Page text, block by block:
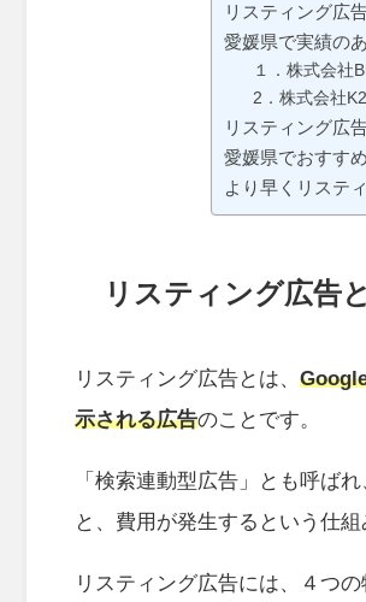
リスティング広
愛媛県で実績の
１．株式会社
2．株式会社
リスティング広
愛媛県でおすす
より早くリステ
リスティング広告
リスティング広告とは、
示される広告のことです。
「検索連動型広告」とも呼ば
と、費用が発生するという仕組
リスティング広告には、４つの